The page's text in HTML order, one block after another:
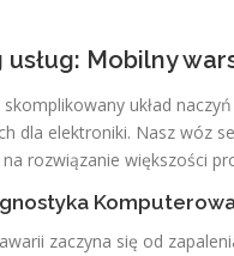
Mobilny
układ
dla elektroniki. Nasz wóz
rozwiązanie większości
zaczyna się od